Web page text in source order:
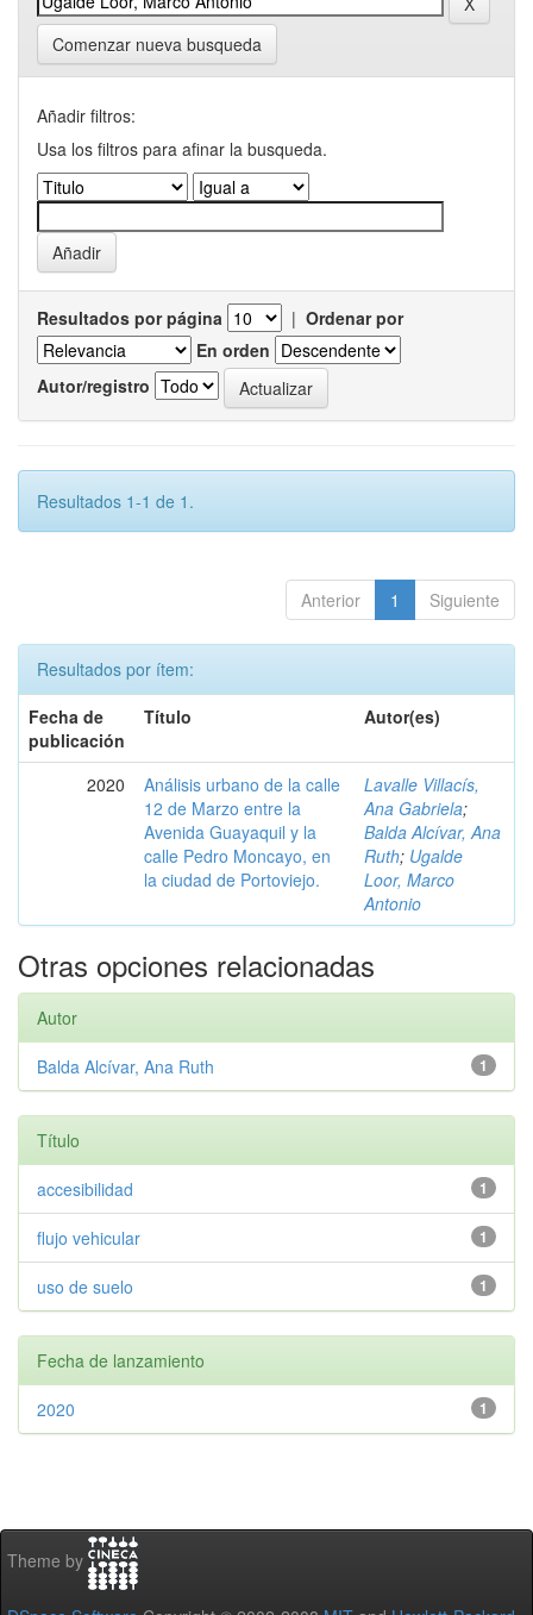
Comenzar nueva busqueda
Añadir filtros:
Usa los filtros para afinar la busqueda.
Resultados por página | Ordenar por
En orden
Autor/registro
Resultados 1-1 de 1.
Anterior 1 Siguiente
Resultados por ítem:
Fecha de
publicación
Título Autor(es)
2020
Análisis urbano de la calle
12 de Marzo entre la
Avenida Guayaquil y la
calle Pedro Moncayo, en
la ciudad de Portoviejo.
Lavalle Villacís,
Ana Gabriela;
Balda Alcívar, Ana
Ruth; Ugalde
Loor, Marco
Antonio
Otras opciones relacionadas
Autor
1
Balda Alcívar, Ana Ruth
Título
1
accesibilidad
1
flujo vehicular
1
uso de suelo
Fecha de lanzamiento
1
2020
Theme by